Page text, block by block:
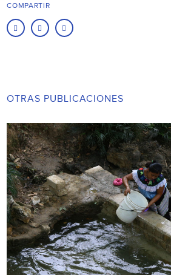
COMPARTIR
OTRAS PUBLICACIONES